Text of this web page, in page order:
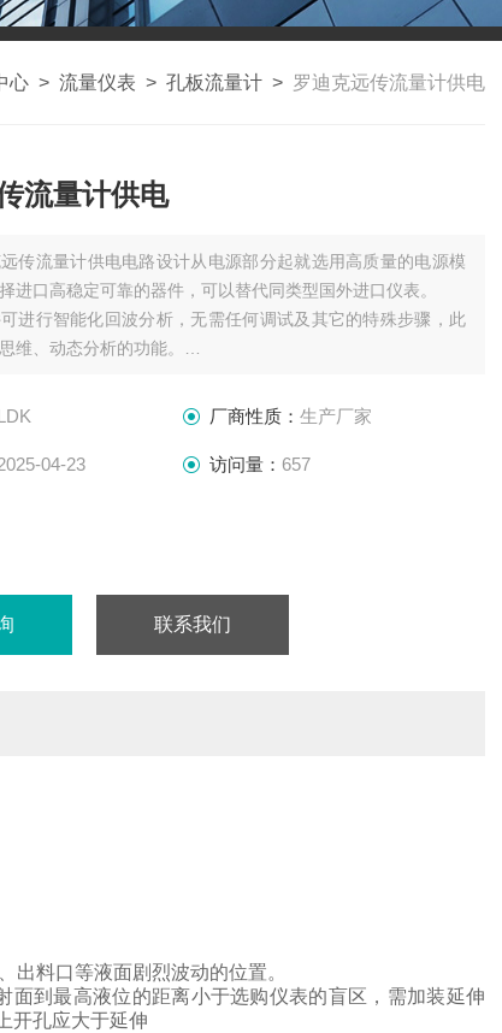
心 > 流量仪表 > 孔板流量计 > 罗迪克远传流量计供电
流量计供电
传流量计供电电路设计从电源部分起就选用高质量的电源模
进口高稳定可靠的器件，可以替代同类型国外进口仪表。
进行智能化回波分析，无需任何调试及其它的特殊步骤，此
维、动态分析的功能。
厂商性质： 生产厂家
04-23 访问量： 657
联系我们
出料口等液面剧烈波动的位置。
面到最高液位的距离小于选购仪表的盲区，需加装延伸
开孔应大于延伸